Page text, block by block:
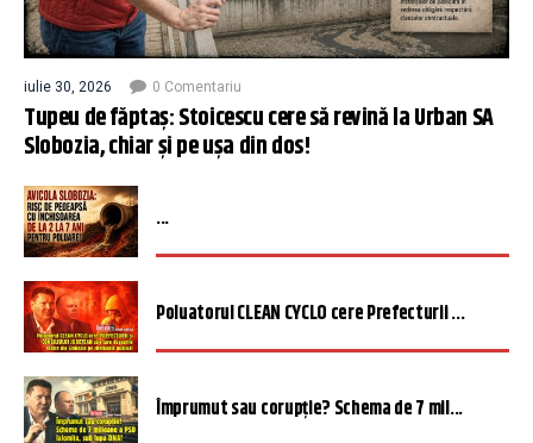
iulie 30, 2026 0 Comentariu
Tupeu de făptaș: Stoicescu cere să revină la Urban SA
Slobozia, chiar și pe ușa din dos!
...
Poluatorul CLEAN CYCLO cere Prefecturii ...
Împrumut sau corupție? Schema de 7 mil...